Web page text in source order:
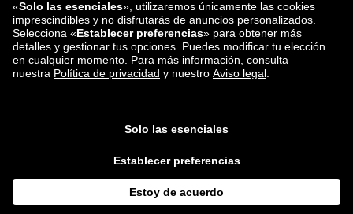
App de Privé by Zalando
*En comparación con elprecio de venta recomendado
¹ Todos los precios incluyen el IVA; no incluyen los gastos de embalaje y
manipulación (cantidad correspondiente § D 2.2. de los términos y
condiciones ; para tickets es válido § E 3.3. de los términos y condiciones)